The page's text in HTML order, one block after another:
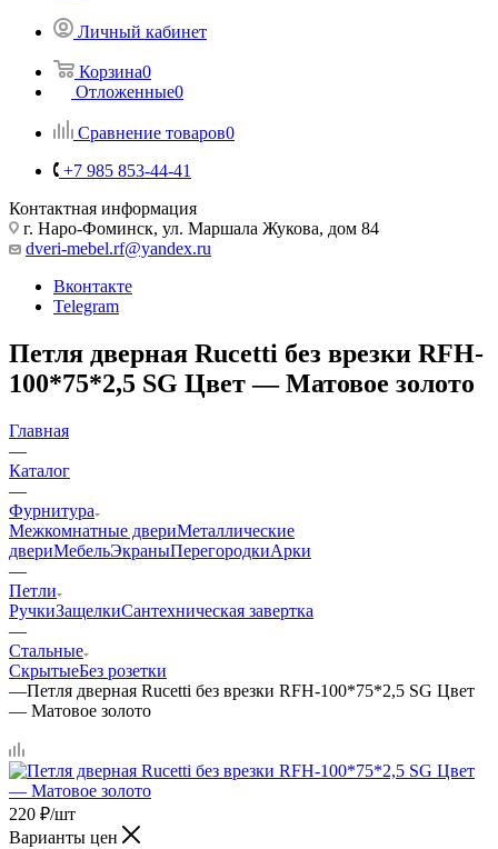
Личный кабинет
Корзина0
Отложенные0
Сравнение товаров0
+7 985 853-44-41
Контактная информация
г. Наро-Фоминск, ул. Маршала Жукова, дом 84
dveri-mebel.rf@yandex.ru
Вконтакте
Telegram
Петля дверная Rucetti без врезки RFH-
100*75*2,5 SG Цвет — Матовое золото
Главная
—
Каталог
—
Фурнитура
Межкомнатные двериМеталлические
двериМебельЭкраныПерегородкиАрки
—
Петли
РучкиЗащелкиСантехническая завертка
—
Стальные
СкрытыеБез розетки
—Петля дверная Rucetti без врезки RFH-100*75*2,5 SG Цвет
— Матовое золото
220 ₽/шт
Варианты цен